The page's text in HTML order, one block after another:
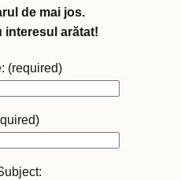
de mai jos.
interesul arătat!
(required)